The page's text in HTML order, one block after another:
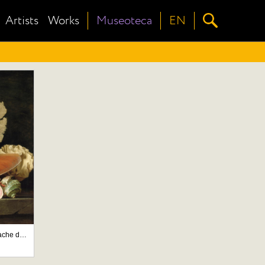
Artists Works Museoteca EN
Nature morte avec panache de mer, coquillages et lithophytes